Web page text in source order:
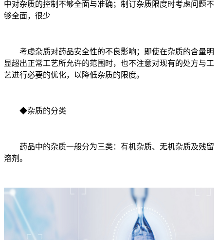
中对杂质的控制不够全面与准确；制订杂质限度时考虑问题不
够全面，很少
考虑杂质对药品安全性的不良影响；即使在杂质的含量明
显超出正常工艺所允许的范围时，也不注意对现有的处方与工
艺进行必要的优化，以降低杂质的限度。
◆杂质的分类
药品中的杂质一般分为三类：有机杂质、无机杂质及残留
溶剂。